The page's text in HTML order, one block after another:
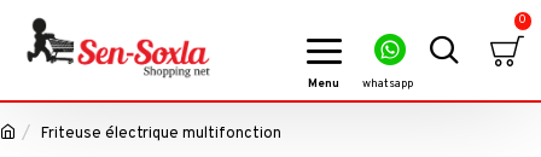
0
Friteuse électrique multifonction